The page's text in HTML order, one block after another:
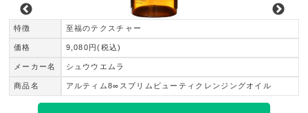
特徴
価格
メーカー名
商品名
至福のテクスチャー
9,080円(税込)
シュウウエムラ
アルティム8∞スブリムビューティクレンジングオイル